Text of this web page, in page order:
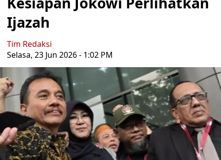
Ijazah
Tim Redaksi
Selasa, 23 Jun 2026 - 1:02 PM